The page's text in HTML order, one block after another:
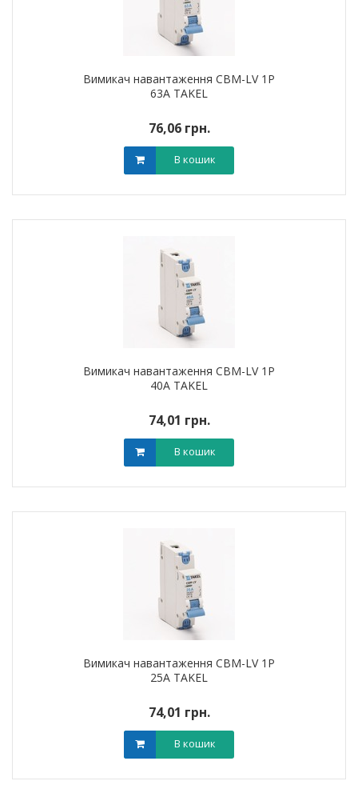
Вимикач навантаження CBM-LV 1P
63A TAKEL
76,06 грн.
В кошик
Вимикач навантаження CBM-LV 1P
40A TAKEL
74,01 грн.
В кошик
Вимикач навантаження CBM-LV 1P
25A TAKEL
74,01 грн.
В кошик